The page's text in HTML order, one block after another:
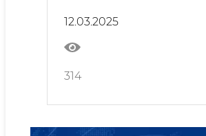
12.03.2025
314